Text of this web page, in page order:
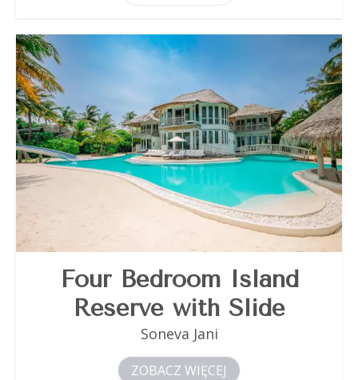
Four Bedroom Island
Reserve with Slide
Soneva Jani
ZOBACZ WIĘCEJ